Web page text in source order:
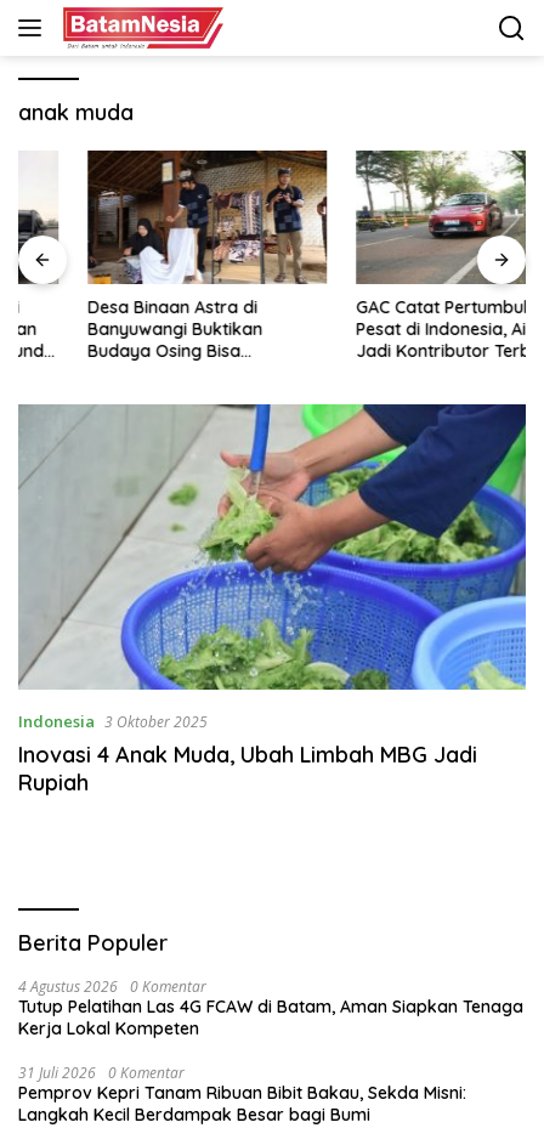
Langsung
anak muda
Desa Binaan Astra di
Banyuwangi Buktikan
Budaya Osing Bisa
GAC Catat Pertumbuhan
Pesat di Indonesia, Aion UT
Jadi Kontributor Terbesar
Indonesia 3 Oktober 2025
Inovasi 4 Anak Muda, Ubah Limbah MBG Jadi
Rupiah
Berita Populer
4 Agustus 2026 0 Komentar
Tutup Pelatihan Las 4G FCAW di Batam, Aman Siapkan Tenaga
Kerja Lokal Kompeten
31 Juli 2026 0 Komentar
Pemprov Kepri Tanam Ribuan Bibit Bakau, Sekda Misni:
Langkah Kecil Berdampak Besar bagi Bumi